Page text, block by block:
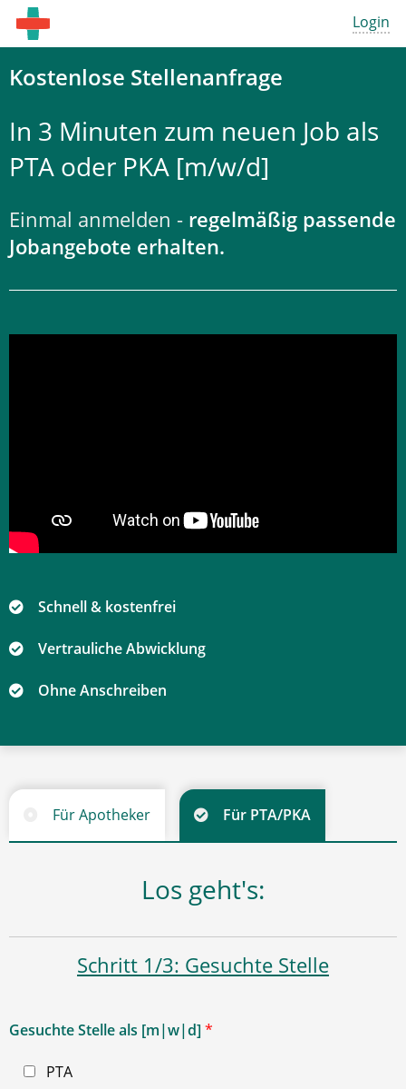
Login
Kostenlose Stellenanfrage
In 3 Minuten zum neuen Job als
PTA oder PKA [m/w/d]
Einmal anmelden - regelmäßig passende
Jobangebote erhalten.
Schnell & kostenfrei
Vertrauliche Abwicklung
Ohne Anschreiben
Für Apotheker Für PTA/PKA
Los geht's:
Schritt 1/3: Gesuchte Stelle
Gesuchte Stelle als [m|w|d] *
PTA